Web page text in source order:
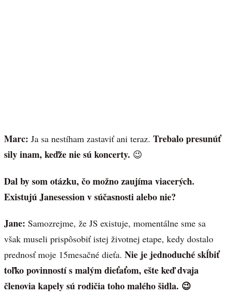
Marc: Ja sa nestíham zastaviť ani teraz. Trebalo presunúť
sily inam, keďže nie sú koncerty. 😉
Dal by som otázku, čo možno zaujíma viacerých.
Existujú Janesession v súčasnosti alebo nie?
Jane: Samozrejme, že JS existuje, momentálne sme sa
však museli prispôsobiť istej životnej etape, kedy dostalo
prednosť moje 15mesačné dieťa. Nie je jednoduché skĺbiť
toľko povinností s malým dieťaťom, ešte keď dvaja
členovia kapely sú rodičia toho malého šidla. 😉